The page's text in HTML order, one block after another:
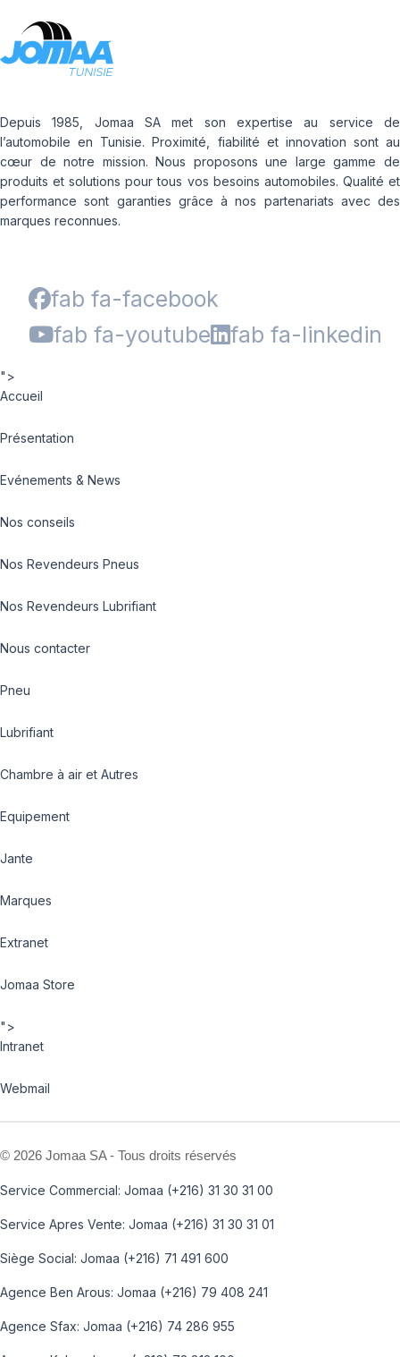
Depuis 1985, Jomaa SA met son expertise au service de
l’automobile en Tunisie. Proximité, fiabilité et innovation sont au
cœur de notre mission. Nous proposons une large gamme de
produits et solutions pour tous vos besoins automobiles. Qualité et
performance sont garanties grâce à nos partenariats avec des
marques reconnues.
fab fa-facebook
fab fa-youtube
fab fa-linkedin
">
Accueil
Présentation
Evénements & News
Nos conseils
Nos Revendeurs Pneus
Nos Revendeurs Lubrifiant
Nous contacter
Pneu
Lubrifiant
Chambre à air et Autres
Equipement
Jante
Marques
Extranet
Jomaa Store
">
Intranet
Webmail
© 2026 Jomaa SA - Tous droits réservés
Service Commercial: Jomaa (+216) 31 30 31 00
Service Apres Vente: Jomaa (+216) 31 30 31 01
Siège Social: Jomaa (+216) 71 491 600
Agence Ben Arous: Jomaa (+216) 79 408 241
Agence Sfax: Jomaa (+216) 74 286 955